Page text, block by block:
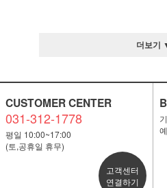
더보기
CUSTOMER CENTER
031-312-1778
평일 10:00~17:00
(토,공휴일 휴무)
고객센터
연결하기